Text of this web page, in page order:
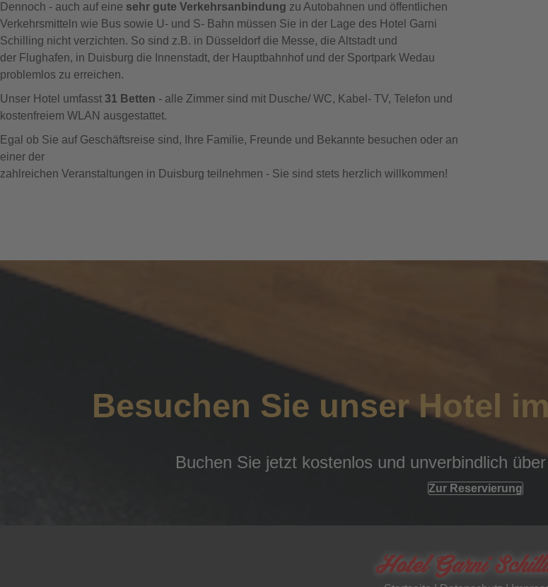
Dennoch - auch auf eine sehr gute Verkehrsanbindung zu Autobahnen und öffentlichen
Verkehrsmitteln wie Bus sowie U- und S- Bahn müssen Sie in der Lage des Hotel Garni
Schilling nicht verzichten. So sind z.B. in Düsseldorf die Messe, die Altstadt und
der Flughafen, in Duisburg die Innenstadt, der Hauptbahnhof und der Sportpark Wedau
problemlos zu erreichen.
Unser Hotel umfasst 31 Betten - alle Zimmer sind mit Dusche/ WC, Kabel- TV, Telefon und
kostenfreiem WLAN ausgestattet.
Egal ob Sie auf Geschäftsreise sind, Ihre Familie, Freunde und Bekannte besuchen oder an
einer der
zahlreichen Veranstaltungen in Duisburg teilnehmen - Sie sind stets herzlich willkommen!
Besuchen Sie unser Hotel
Buchen Sie jetzt kostenlos und unverbindlich
Zur Reservierung